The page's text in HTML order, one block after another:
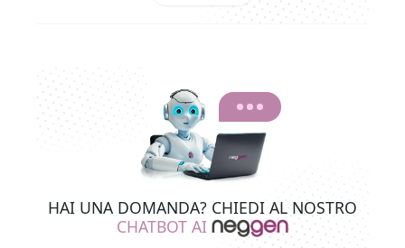
HAI UNA DOMANDA? CHIEDI AL NOSTRO
CHATBOT AI